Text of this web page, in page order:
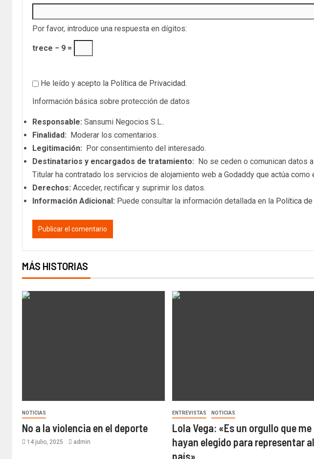
Por favor, introduce una respuesta en dígitos:
trece − 9 =
He leído y acepto la Política de Privacidad.
Información básica sobre protección de datos
Responsable: Sansumi Negocios S.L..
Finalidad: Moderar los comentarios.
Legitimación: Por consentimiento del interesado.
Destinatarios y encargados de tratamiento: No se ceden o comunican datos
Titular ha contratado los servicios de alojamiento web a Godaddy que actúa como
Derechos: Acceder, rectificar y suprimir los datos.
Información Adicional: Puede consultar la información detallada en la Política
MÁS HISTORIAS
NOTICIAS
No a la violencia en el deporte
14 julio, 2025 admin
ENTREVISTAS NOTICIAS
Lola Vega: «Es un orgullo que me
hayan elegido para representar al
país»